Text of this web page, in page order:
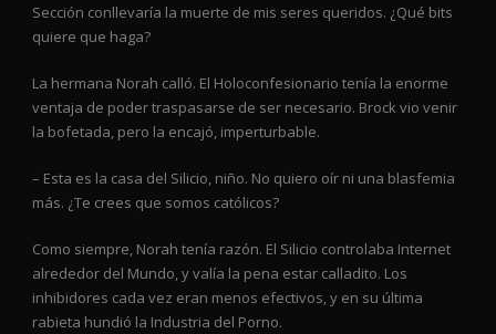
Sección conllevaría la muerte de mis seres queridos. ¿Qué bits
quiere que haga?
La hermana Norah calló. El Holoconfesionario tenía la enorme
ventaja de poder traspasarse de ser necesario. Brock vio venir
la bofetada, pero la encajó, imperturbable.
– Esta es la casa del Silicio, niño. No quiero oír ni una blasfemia
más. ¿Te crees que somos católicos?
Como siempre, Norah tenía razón. El Silicio controlaba Internet
alrededor del Mundo, y valía la pena estar calladito. Los
inhibidores cada vez eran menos efectivos, y en su última
rabieta hundió la Industria del Porno.